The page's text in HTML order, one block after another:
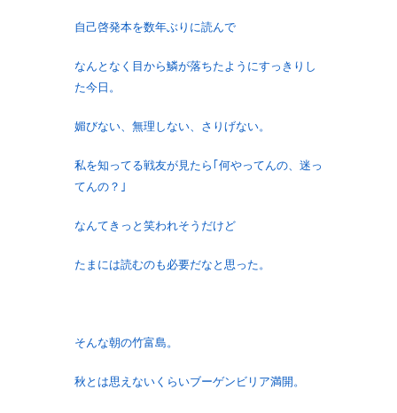
自己啓発本を数年ぶりに読んで
なんとなく目から鱗が落ちたようにすっきりし
た今日。
媚びない、無理しない、さりげない。
私を知ってる戦友が見たら｢何やってんの、迷っ
てんの？｣
なんてきっと笑われそうだけど
たまには読むのも必要だなと思った。
そんな朝の竹富島。
秋とは思えないくらいブーゲンビリア満開。